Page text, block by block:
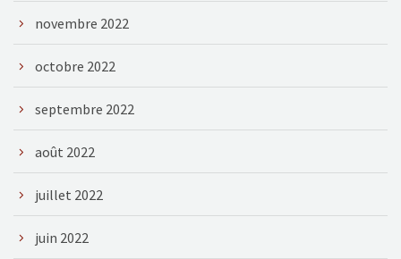
novembre 2022
octobre 2022
septembre 2022
août 2022
juillet 2022
juin 2022